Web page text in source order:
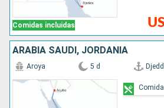
Comidas incluidas
ARABIA SAUDÍ, JORDANIA
Aroya 5 d